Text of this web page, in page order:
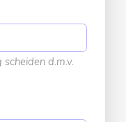
d.m.v.